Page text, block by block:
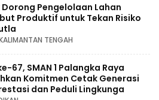
Dorong Pengelolaan Lahan
Produktif untuk Tekan Risiko
TENGAH
67, SMAN 1 Palangka Raya
Komitmen Cetak Generasi
dan Peduli Lingkunga